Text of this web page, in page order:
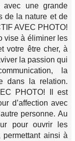
avec une grande
de la nature et de
AVEC PHOTO!
vise à éliminer les
votre être cher, à
la passion qui
la
dans la relation.
PHOTO! Il est
d’affection avec
personne. Au
pour ouvrir les
permettant ainsi à